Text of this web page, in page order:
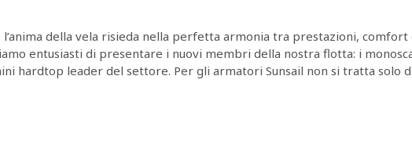
l’anima della vela risieda nella perfetta armonia tra prestazioni, comfort
entusiasti di presentare i nuovi membri della nostra flotta: i
hardtop leader del settore. Per gli armatori Sunsail non si tratta solo